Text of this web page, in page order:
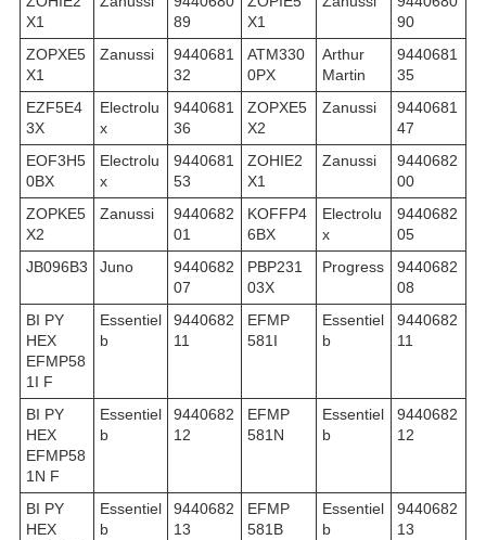
X1
89
X1
90
ZOPXE5
X1
Zanussi
9440681
32
ATM330
0PX
Arthur
Martin
9440681
35
EZF5E4
3X
Electrolu
x
9440681
36
ZOPXE5
X2
Zanussi
9440681
47
EOF3H5
0BX
Electrolu
x
9440681
53
ZOHIE2
X1
Zanussi
9440682
00
ZOPKE5
X2
Zanussi
9440682
01
KOFFP4
6BX
Electrolu
x
9440682
05
JB096B3
Juno
9440682
07
PBP231
03X
Progress
9440682
08
BI PY
HEX
EFMP58
1I F
Essentiel
b
9440682
11
EFMP
581I
Essentiel
b
9440682
11
BI PY
HEX
EFMP58
1N F
Essentiel
b
9440682
12
EFMP
581N
Essentiel
b
9440682
12
BI PY
HEX
Essentiel
b
9440682
13
EFMP
581B
Essentiel
b
9440682
13